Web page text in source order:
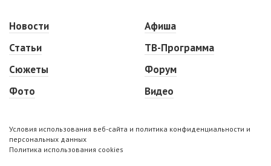
Новости
Статьи
Сюжеты
Фото
Афиша
ТВ-Программа
Форум
Видео
Условия использования веб-сайта и политика конфиденциальности и
персональных данных
Политика использования cookies